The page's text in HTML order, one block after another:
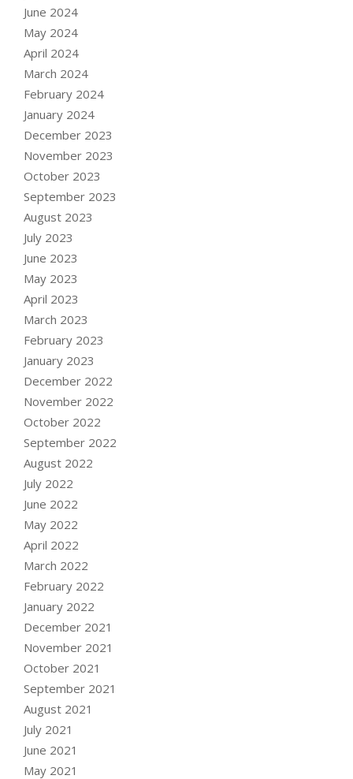
June 2024
May 2024
April 2024
March 2024
February 2024
January 2024
December 2023
November 2023
October 2023
September 2023
August 2023
July 2023
June 2023
May 2023
April 2023
March 2023
February 2023
January 2023
December 2022
November 2022
October 2022
September 2022
August 2022
July 2022
June 2022
May 2022
April 2022
March 2022
February 2022
January 2022
December 2021
November 2021
October 2021
September 2021
August 2021
July 2021
June 2021
May 2021